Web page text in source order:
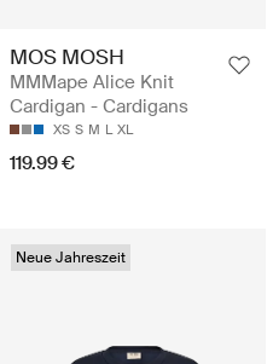
MOS MOSH
MMMape Alice Knit
Cardigan - Cardigans
XS S M L XL
119.99 €
Neue Jahreszeit